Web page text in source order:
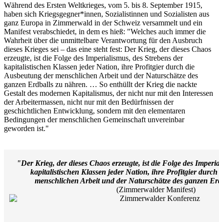
Während des Ersten Weltkrieges, vom 5. bis 8. September 1915,
haben sich Kriegsgegner*innen, Sozialistinnen und Sozialisten aus
ganz Europa in Zimmerwald in der Schweiz versammelt und ein
Manifest verabschiedet, in dem es hieß: "Welches auch immer die
Wahrheit über die unmittelbare Verantwortung für den Ausbruch
dieses Krieges sei – das eine steht fest: Der Krieg, der dieses Chaos
erzeugte, ist die Folge des Imperialismus, des Strebens der
kapitalistischen Klassen jeder Nation, ihre Profitgier durch die
Ausbeutung der menschlichen Arbeit und der Naturschätze des
ganzen Erdballs zu nähren. … So enthüllt der Krieg die nackte
Gestalt des modernen Kapitalismus, der nicht nur mit den Interessen
der Arbeitermassen, nicht nur mit den Bedürfnissen der
geschichtlichen Entwicklung, sondern mit den elementaren
Bedingungen der menschlichen Gemeinschaft unvereinbar
geworden ist."
"Der Krieg, der dieses Chaos erzeugte, ist die Folge des
kapitalistischen Klassen jeder Nation, ihre Profitgier
menschlichen Arbeit und der Naturschätze des ganzen
(Zimmerwalder Manifest)